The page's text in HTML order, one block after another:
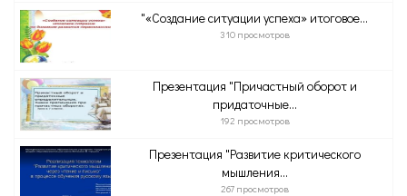
"«Создание ситуации успеха» итоговое...
310 просмотров
Презентация "Причастный оборот и
придаточные...
192 просмотров
Презентация "Развитие критического
мышления...
267 просмотров